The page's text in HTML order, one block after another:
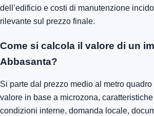
dell’edificio e costi di manutenzione
rilevante sul prezzo finale.
Come si calcola il valore di un
Abbasanta?
Si parte dal prezzo medio al metro quadro
valore in base a microzona, caratteristiche
condizioni interne, domanda locale,